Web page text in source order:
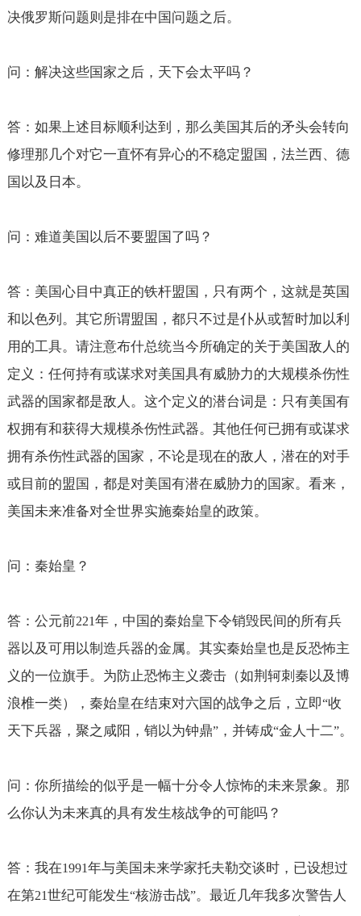
决俄罗斯问题则是排在中国问题之后。
问：解决这些国家之后，天下会太平吗？
答：如果上述目标顺利达到，那么美国其后的矛头会转向
修理那几个对它一直怀有异心的不稳定盟国，法兰西、德
国以及日本。
问：难道美国以后不要盟国了吗？
答：美国心目中真正的铁杆盟国，只有两个，这就是英国
和以色列。其它所谓盟国，都只不过是仆从或暂时加以利
用的工具。请注意布什总统当今所确定的关于美国敌人的
定义：任何持有或谋求对美国具有威胁力的大规模杀伤性
武器的国家都是敌人。这个定义的潜台词是：只有美国有
权拥有和获得大规模杀伤性武器。其他任何已拥有或谋求
拥有杀伤性武器的国家，不论是现在的敌人，潜在的对手
或目前的盟国，都是对美国有潜在威胁力的国家。看来，
美国未来准备对全世界实施秦始皇的政策。
问：秦始皇？
答：公元前221年，中国的秦始皇下令销毁民间的所有兵
器以及可用以制造兵器的金属。其实秦始皇也是反恐怖主
义的一位旗手。为防止恐怖主义袭击（如荆轲刺秦以及博
浪椎一类），秦始皇在结束对六国的战争之后，立即“收
天下兵器，聚之咸阳，销以为钟鼎”，并铸成“金人十二”。
问：你所描绘的似乎是一幅十分令人惊怖的未来景象。那
么你认为未来真的具有发生核战争的可能吗？
答：我在1991年与美国未来学家托夫勒交谈时，已设想过
在第21世纪可能发生“核游击战”。最近几年我多次警告人